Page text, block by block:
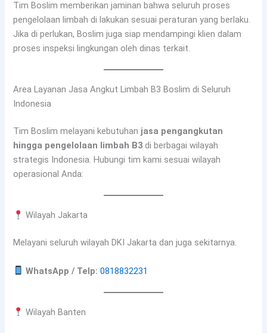
Tim Boslim memberikan jaminan bahwa seluruh proses
pengelolaan limbah di lakukan sesuai peraturan yang berlaku.
Jika di perlukan, Boslim juga siap mendampingi klien dalam
proses inspeksi lingkungan oleh dinas terkait.
Area Layanan Jasa Angkut Limbah B3 Boslim di Seluruh
Indonesia
Tim Boslim melayani kebutuhan jasa pengangkutan
hingga pengelolaan limbah B3 di berbagai wilayah
strategis Indonesia. Hubungi tim kami sesuai wilayah
operasional Anda:
Wilayah Jakarta
Melayani seluruh wilayah DKI Jakarta dan juga sekitarnya.
WhatsApp / Telp: 0818832231
Wilayah Banten